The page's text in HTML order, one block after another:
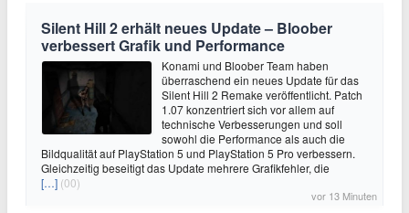
Silent Hill 2 erhält neues Update – Bloober
verbessert Grafik und Performance
Konami und Bloober Team haben
überraschend ein neues Update für das
Silent Hill 2 Remake veröffentlicht. Patch
1.07 konzentriert sich vor allem auf
technische Verbesserungen und soll
sowohl die Performance als auch die
Bildqualität auf PlayStation 5 und PlayStation 5 Pro verbessern.
Gleichzeitig beseitigt das Update mehrere Grafikfehler, die
[…] (00)
vor 13 Minuten